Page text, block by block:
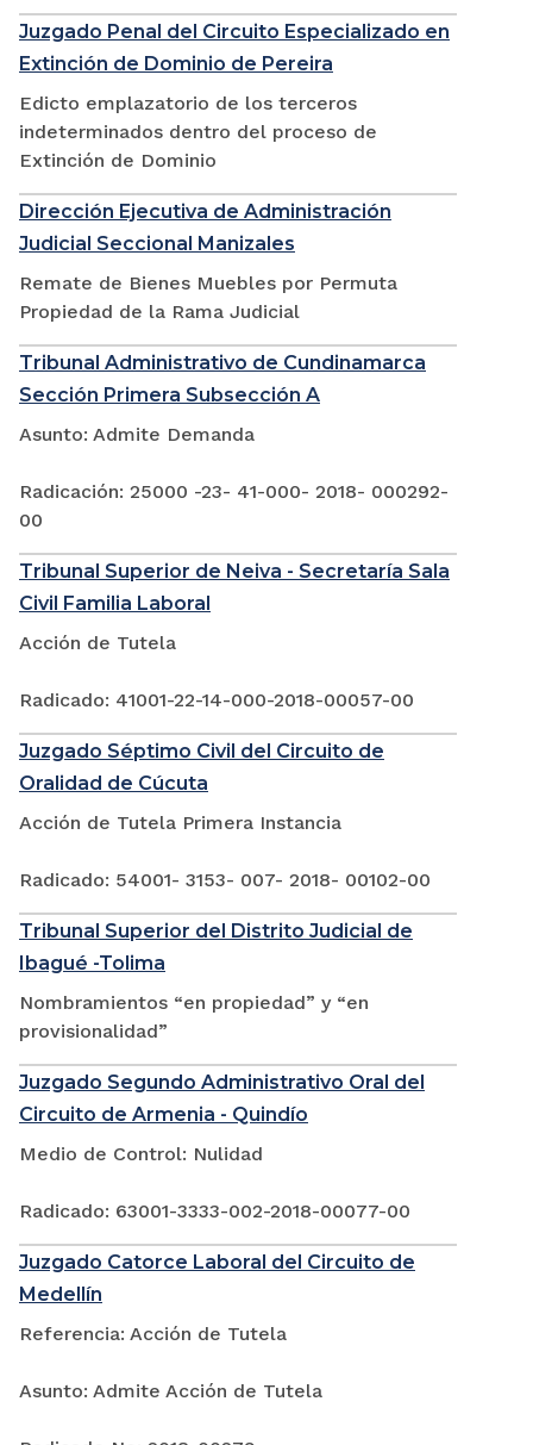
Juzgado Penal del Circuito Especializado en
Extinción de Dominio de Pereira
Edicto emplazatorio de los terceros
indeterminados dentro del proceso de
Extinción de Dominio
Dirección Ejecutiva de Administración
Judicial Seccional Manizales
Remate de Bienes Muebles por Permuta
Propiedad de la Rama Judicial
Tribunal Administrativo de Cundinamarca
Sección Primera Subsección A
Asunto: Admite Demanda
Radicación: 25000 -23- 41-000- 2018- 000292-
00
Tribunal Superior de Neiva - Secretaría Sala
Civil Familia Laboral
Acción de Tutela
Radicado: 41001-22-14-000-2018-00057-00
Juzgado Séptimo Civil del Circuito de
Oralidad de Cúcuta
Acción de Tutela Primera Instancia
Radicado: 54001- 3153- 007- 2018- 00102-00
Tribunal Superior del Distrito Judicial de
Ibagué -Tolima
Nombramientos “en propiedad” y “en
provisionalidad”
Juzgado Segundo Administrativo Oral del
Circuito de Armenia - Quindío
Medio de Control: Nulidad
Radicado: 63001-3333-002-2018-00077-00
Juzgado Catorce Laboral del Circuito de
Medellín
Referencia: Acción de Tutela
Asunto: Admite Acción de Tutela